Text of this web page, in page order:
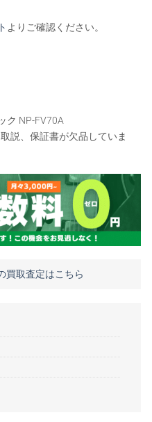
よりご確認ください。
ク NP-FV70A
説、保証書が欠品していま
買取査定はこちら